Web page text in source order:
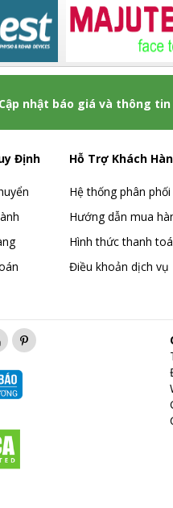
nhật báo giá và thông
Định Hỗ Trợ Khách
Hệ thống phân phối
Hướng dẫn mua
Hình thức thanh
Điều khoản dịch vụ